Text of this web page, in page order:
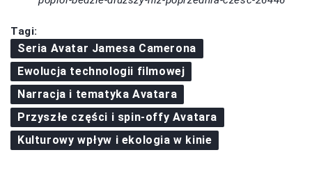
Tagi:
Seria Avatar Jamesa Camerona
Ewolucja technologii filmowej
Narracja i tematyka Avatara
Przyszłe części i spin-offy Avatara
Kulturowy wpływ i ekologia w kinie